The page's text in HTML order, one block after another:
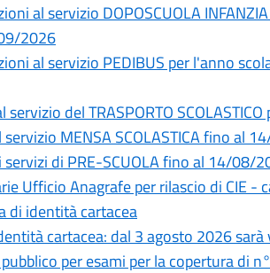
al servizio DOPOSCUOLA
2026
al servizio PEDIBUS per l'anno
servizio del TRASPORTO
MENSA SCOLASTICA fino al
di PRE-SCUOLA fino al 14/08/
Ufficio Anagrafe per rilascio di CIE -
di identità cartacea
cartacea: dal 3 agosto 2026
per esami per la copertura di